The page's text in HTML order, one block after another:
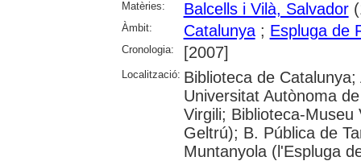
Matèries: Balcells i Vilà, Salvador
Àmbit: Catalunya; Espluga de
Cronologia: [2007]
Localització: Biblioteca de
Universitat Autònoma
Virgili; Biblioteca-
Geltrú); B. Pública de
Muntanyola (l'Espluga